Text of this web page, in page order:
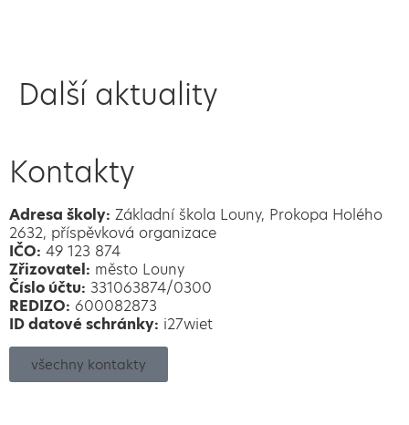
Další aktuality
Kontakty
Adresa školy: Základní škola Louny, Prokopa Holého
2632, příspěvková organizace
IČO: 49 123 874
Zřizovatel: město Louny
Číslo účtu: 331063874/0300
REDIZO: 600082873
ID datové schránky: i27wiet
všechny kontakty